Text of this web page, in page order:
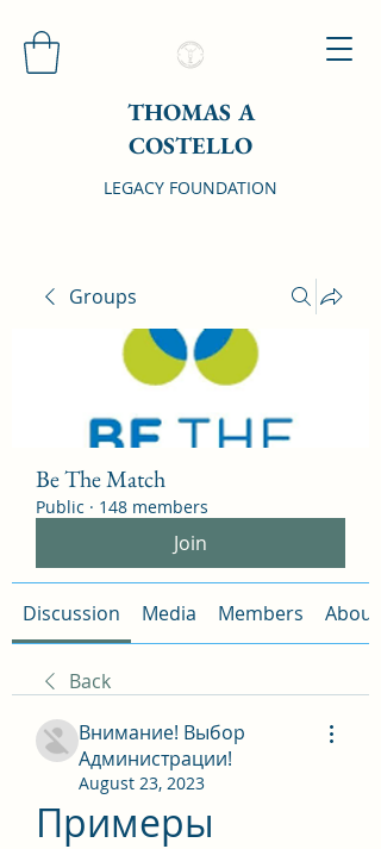
THOMAS A
COSTELLO
LEGACY FOUNDATION
Groups
Be The Match
Public · 148 members
Join
Discussion Media Members About
Back
Внимание! Выбор
Администрации!
August 23, 2023
Примеры